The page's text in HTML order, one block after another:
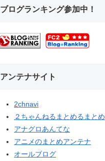
ブログランキング参加中！
アンテナサイト
2chnavi
２ちゃんねるまとめるまとめ
アナグロあんてな
アニメのまとめアンテナ
オールブログ